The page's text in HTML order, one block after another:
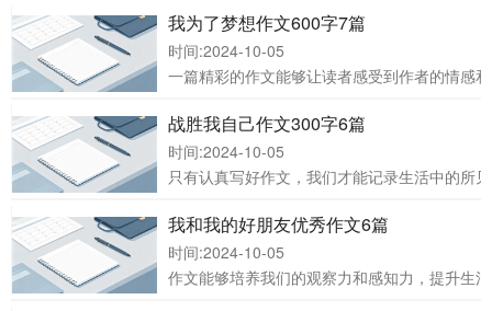
我为了梦想作文600字7篇
时间:2024-10-05
一篇精彩的作文能够让读者感受到作者的情感
战胜我自己作文300字6篇
时间:2024-10-05
只有认真写好作文，我们才能记录生活中的所
我和我的好朋友优秀作文6篇
时间:2024-10-05
作文能够培养我们的观察力和感知力，提升生